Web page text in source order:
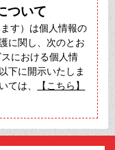
ついて
す）は個人情報の
に関し、次のとお
における個人情
下に開示いたしま
ては、
【こちら】